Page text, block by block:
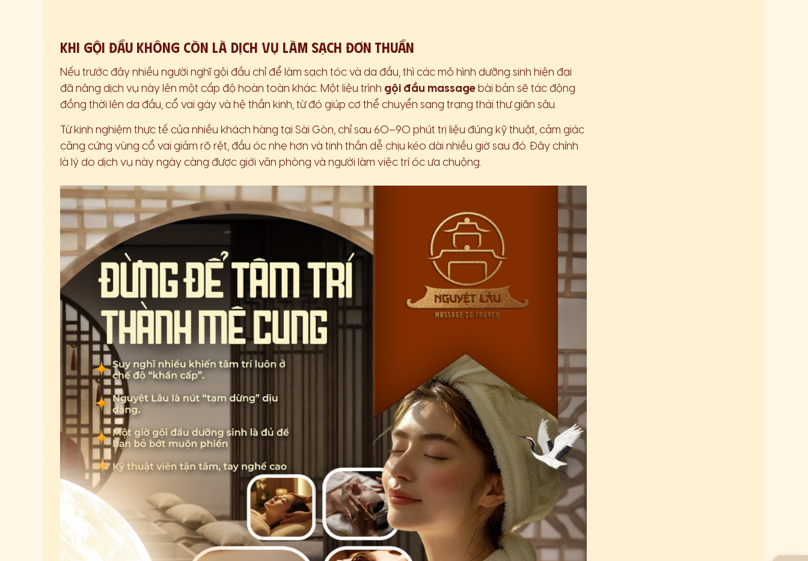
Khi gội đầu không còn là dịch vụ làm sạch đơn thuần
Nếu trước đây nhiều người nghĩ gội đầu chỉ để làm sạch tóc và da đầu, thì các mô hình dưỡng sinh hiện đại
đã nâng dịch vụ này lên một cấp độ hoàn toàn khác. Một liệu trình gội đầu massage bài bản sẽ tác động
đồng thời lên da đầu, cổ vai gáy và hệ thần kinh, từ đó giúp cơ thể chuyển sang trạng thái thư giãn sâu.
Từ kinh nghiệm thực tế của nhiều khách hàng tại Sài Gòn, chỉ sau 60–90 phút trị liệu đúng kỹ thuật, cảm giác
căng cứng vùng cổ vai giảm rõ rệt, đầu óc nhẹ hơn và tinh thần dễ chịu kéo dài nhiều giờ sau đó. Đây chính
là lý do dịch vụ này ngày càng được giới văn phòng và người làm việc trí óc ưa chuộng.